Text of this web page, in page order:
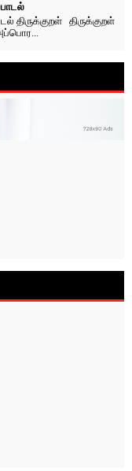
திருக்குறள் திருக்குறள்